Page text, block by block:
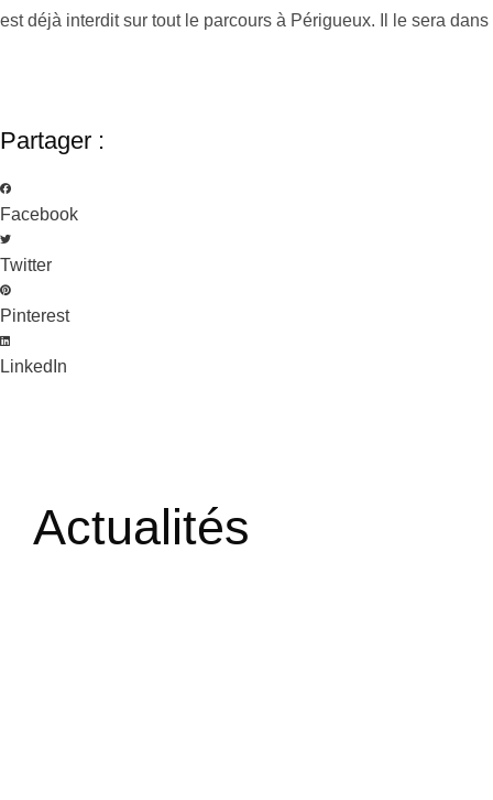
est déjà interdit sur tout le parcours à Périgueux. Il le sera
Partager :
Facebook
Twitter
Pinterest
LinkedIn
Actualités